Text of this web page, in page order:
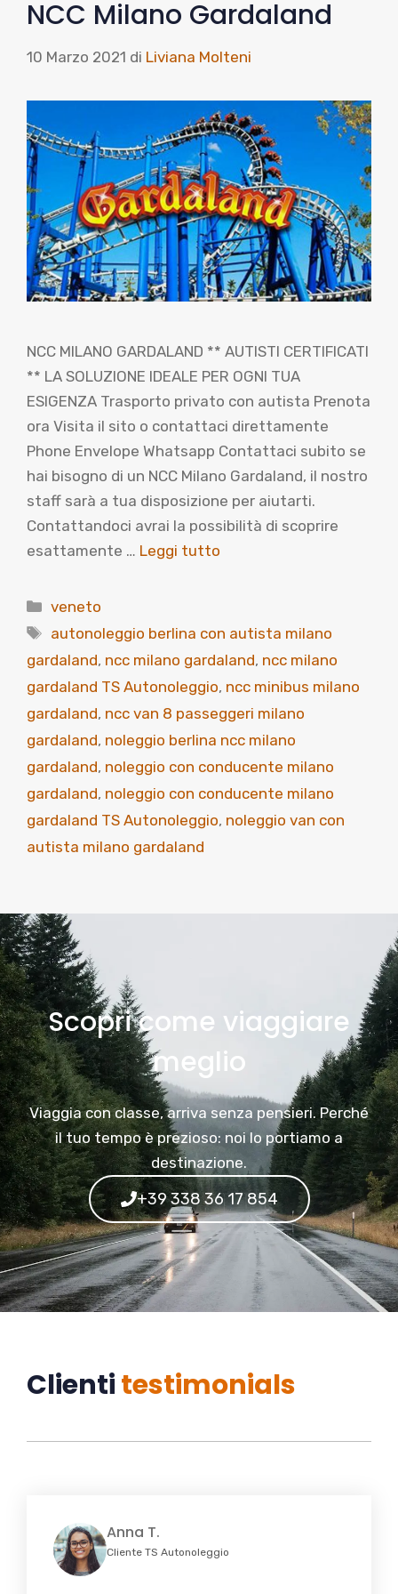
NCC Milano Gardaland
10 Marzo 2021 di Liviana Molteni
NCC MILANO GARDALAND ** AUTISTI CERTIFICATI
** LA SOLUZIONE IDEALE PER OGNI TUA
ESIGENZA Trasporto privato con autista Prenota
ora Visita il sito o contattaci direttamente
Phone Envelope Whatsapp Contattaci subito se
hai bisogno di un NCC Milano Gardaland, il nostro
staff sarà a tua disposizione per aiutarti.
Contattandoci avrai la possibilità di scoprire
esattamente … Leggi tutto
Categorie
veneto
Tag
autonoleggio berlina con autista milano
gardaland, ncc milano gardaland, ncc milano
gardaland TS Autonoleggio, ncc minibus milano
gardaland, ncc van 8 passeggeri milano
gardaland, noleggio berlina ncc milano
gardaland, noleggio con conducente milano
gardaland, noleggio con conducente milano
gardaland TS Autonoleggio, noleggio van con
autista milano gardaland
Scopri come viaggiare
meglio
Viaggia con classe, arriva senza pensieri. Perché
il tuo tempo è prezioso: noi lo portiamo a
destinazione.
+39 338 36 17 854
Clientitestimonials
Anna T.
Cliente TS Autonoleggio